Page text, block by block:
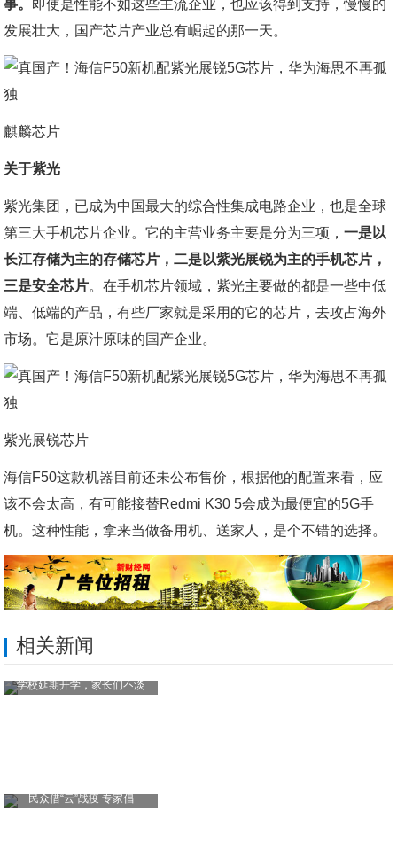
事。 即使是性能不如这些主流企业，也应该得到支持，慢慢的
发展壮大，国产芯片产业总有崛起的那一天。
麒麟芯片
关于紫光
紫光集团，已成为中国最大的综合性集成电路企业，也是全球
第三大手机芯片企业。它的主营业务主要是分为三项，一是以
长江存储为主的存储芯片，二是以紫光展锐为主的手机芯片，
三是安全芯片。在手机芯片领域，紫光主要做的都是一些中低
端、低端的产品，有些厂家就是采用的它的芯片，去攻占海外
市场。它是原汁原味的国产企业。
紫光展锐芯片
海信F50这款机器目前还未公布售价，根据他的配置来看，应
该不会太高，有可能接替Redmi K30 5会成为最便宜的5G手
机。这种性能，拿来当做备用机、送家人，是个不错的选择。
相关新闻
学校延期开学，家长们不淡
民众借“云”战疫 专家倡